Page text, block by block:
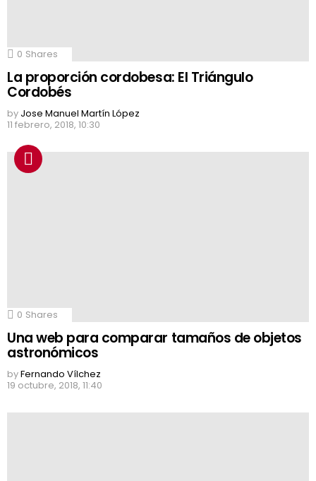
0 Shares
La proporción cordobesa: El Triángulo
Cordobés
by Jose Manuel Martín López
11 febrero, 2018, 10:30
0 Shares
Una web para comparar tamaños de objetos
astronómicos
byFernando Vílchez
19 octubre, 2018, 11:40